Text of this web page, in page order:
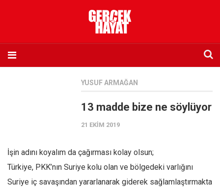
Eksik sayıların temini
YUSUF ARMAĞAN
13 madde bize ne söylüyor
21 EKIM 2019
İşin adını koyalım da çağırması kolay olsun;
Türkiye, PKK’nın Suriye kolu olan ve bölgedeki varlığını
Suriye iç savaşından yararlanarak giderek sağlamlaştırmakta